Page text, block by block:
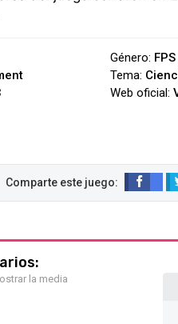
Género: FPS
Tema:
Web oficial:
la media